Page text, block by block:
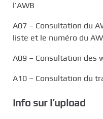
l’AWB
A07 – Consultation du
liste et le numéro du
A09 – Consultation des
A10 – Consultation du
Info sur l’upload